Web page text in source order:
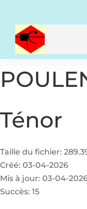
Ténor
Taille du fichier:
Créé: 03-04-2026
Mis à jour: 03-04-
Succès: 15